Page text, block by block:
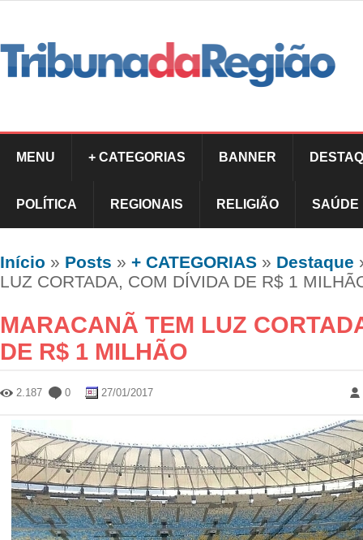
MENU + CATEGORIAS BANNER
POLÍTICA REGIONAIS RELIGIÃO SAÚDE
Início » Posts » + CATEGORIAS » Destaque
LUZ CORTADA, COM DÍVIDA DE R$ 1
MARACANÃ TEM LUZ
DE R$ 1 MILHÃO
2.187 0 27/01/2017